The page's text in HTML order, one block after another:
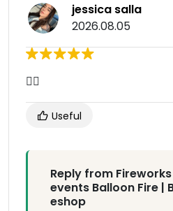
jessica salla
2026.08.05
👌🏼
Useful
Reply from
events Balloon Fire |
eshop